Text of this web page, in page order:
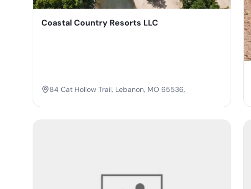
Coastal Country Resorts LLC
84 Cat Hollow Trail, Lebanon, MO 65536,